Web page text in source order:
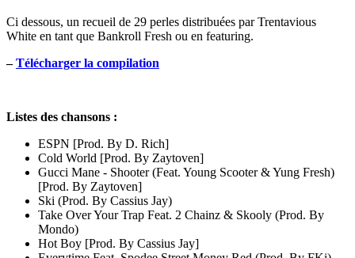
Ci dessous, un recueil de 29 perles distribuées par Trentavious
White en tant que Bankroll Fresh ou en featuring.
– Télécharger la compilation
Listes des chansons :
ESPN [Prod. By D. Rich]
Cold World [Prod. By Zaytoven]
Gucci Mane - Shooter (Feat. Young Scooter & Yung Fresh)
[Prod. By Zaytoven]
Ski (Prod. By Cassius Jay)
Take Over Your Trap Feat. 2 Chainz & Skooly (Prod. By
Mondo)
Hot Boy [Prod. By Cassius Jay]